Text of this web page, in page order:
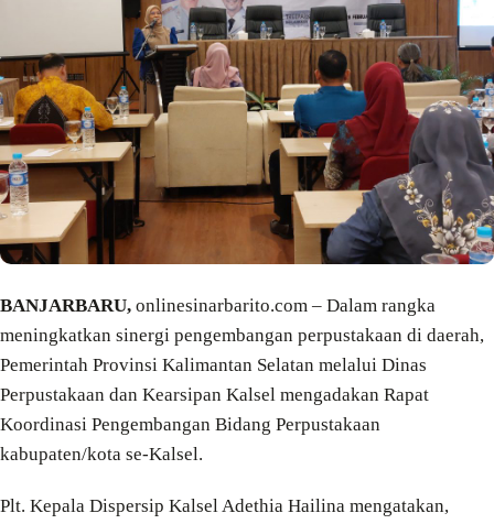
BANJARBARU, onlinesinarbarito.com – Dalam rangka
meningkatkan sinergi pengembangan perpustakaan di daerah,
Pemerintah Provinsi Kalimantan Selatan melalui Dinas
Perpustakaan dan Kearsipan Kalsel mengadakan Rapat
Koordinasi Pengembangan Bidang Perpustakaan
kabupaten/kota se-Kalsel.
Plt. Kepala Dispersip Kalsel Adethia Hailina mengatakan,